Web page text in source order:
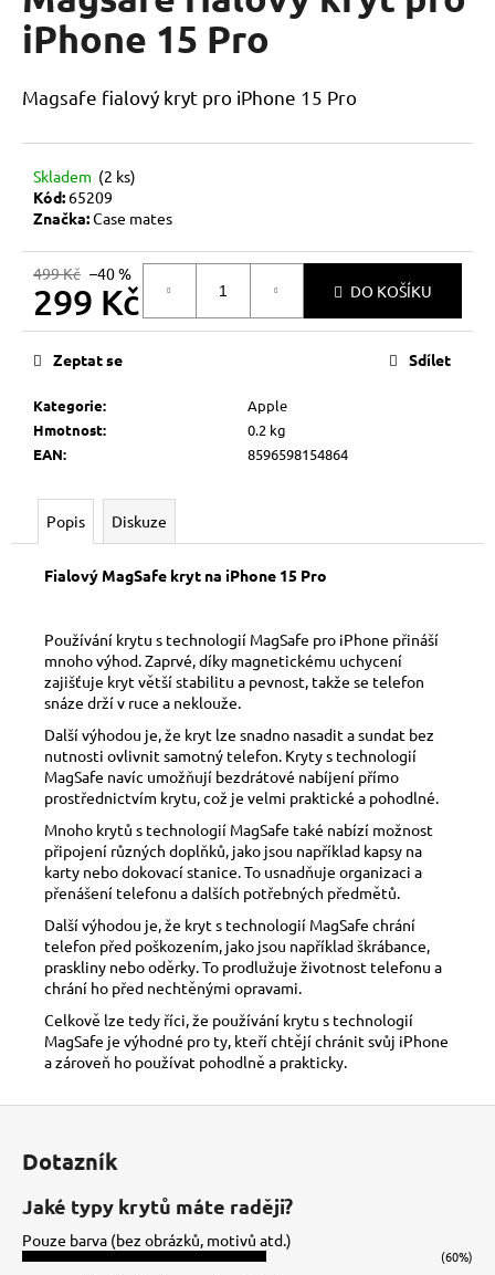
0,0
hvězdiček.
iPhone 15 Pro
Magsafe fialový kryt pro iPhone 15 Pro
Skladem (2 ks)
Kód: 65209
Značka:Case mates
499 Kč –40 %
299 Kč
Měrná
DO KOŠÍKU
Kategorie:
Apple
Hmotnost:
0.2 kg
EAN: 8596598154864
Zeptat se Sdílet
Popis Diskuze
Fialový MagSafe kryt na iPhone 15 Pro
Používání krytu s technologií MagSafe pro iPhone přináší
mnoho výhod. Zaprvé, díky magnetickému uchycení
zajišťuje kryt větší stabilitu a pevnost, takže se telefon
snáze drží v ruce a neklouže.
Další výhodou je, že kryt lze snadno nasadit a sundat bez
nutnosti ovlivnit samotný telefon. Kryty s technologií
MagSafe navíc umožňují bezdrátové nabíjení přímo
prostřednictvím krytu, což je velmi praktické a pohodlné.
Mnoho krytů s technologií MagSafe také nabízí možnost
připojení různých doplňků, jako jsou například kapsy na
karty nebo dokovací stanice. To usnadňuje organizaci a
přenášení telefonu a dalších potřebných předmětů.
Další výhodou je, že kryt s technologií MagSafe chrání
telefon před poškozením, jako jsou například škrábance,
praskliny nebo oděrky. To prodlužuje životnost telefonu a
chrání ho před nechtěnými opravami.
Celkově lze tedy říci, že používání krytu s technologií
MagSafe je výhodné pro ty, kteří chtějí chránit svůj iPhone
a zároveň ho používat pohodlně a prakticky.
a
j
í
t
?
HLEDAT
D
p
o
j
Dotazník
Jaké typy krytů máte raději?
Pouze barva (bez obrázků, motivů atd.)
(60%)